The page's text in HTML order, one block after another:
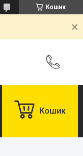
Кошик
Кошик